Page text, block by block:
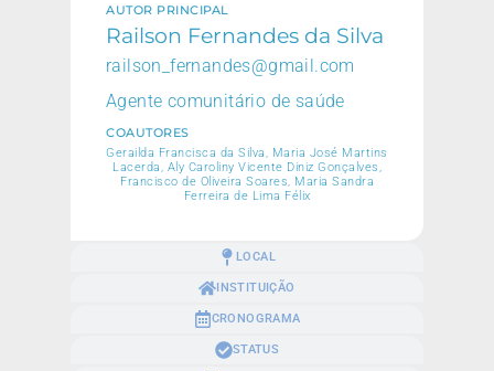
LOCAL
INSTITUIÇÃO
CRONOGRAMA
STATUS
AUTOR PRINCIPAL
Railson Fernandes da Silva
railson_fernandes@gmail.com
Agente comunitário de saúde
COAUTORES
Gerailda Francisca da Silva, Maria José Martins
Lacerda, Aly Caroliny Vicente Diniz Gonçalves,
Francisco de Oliveira Soares, Maria Sandra
Ferreira de Lima Félix